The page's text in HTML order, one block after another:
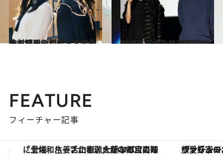
2014.10.1
辻村深月の傑作ミステリーを映画化した『太陽の坐る場所』が描く光と影
カルチャー 2015.1.18
加瀬亮が本当に酔っ払いながら演技した 韓国映画のユニークな舞台裏とは？
カルチャー
FEATURE
フィーチャー記事
ヴァシュロン・コンスタンタン「オーヴァーシーズ・オートマティック」。旅愛好家のお気に入りコレクションから、ジェンダーレスな新作が登場